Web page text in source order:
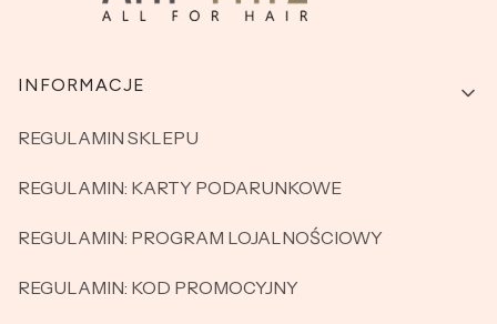
Linki w stopce
INFORMACJE
REGULAMIN SKLEPU
REGULAMIN: KARTY PODARUNKOWE
REGULAMIN: PROGRAM LOJALNOŚCIOWY
REGULAMIN: KOD PROMOCYJNY